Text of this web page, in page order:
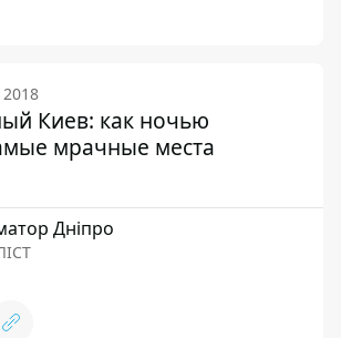
Киев: как ночью
мрачные места
Дніпро